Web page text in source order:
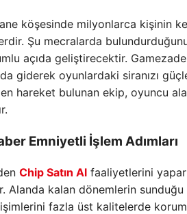
köşesinde milyonlarca kişinin
Şu mecralarda
açıda geliştirecektir.
giderek oyunlardaki siranızı
hareket bulunan ekip, oyuncu
Emniyetli İşlem Adımları
Chip Satın Al faaliyetlerini
Alanda kalan dönemlerin sunduğu
fazla üst kalitelerde